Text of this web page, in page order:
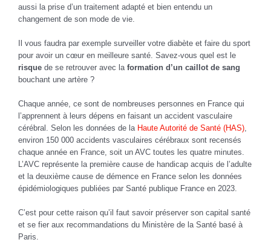
aussi la prise d’un traitement adapté et bien entendu un
changement de son mode de vie.
Il vous faudra par exemple surveiller votre diabète et faire du sport
pour avoir un cœur en meilleure santé. Savez-vous quel est le
risque de se retrouver avec la formation d’un caillot de sang
bouchant une artère ?
Chaque année, ce sont de nombreuses personnes en France qui
l’apprennent à leurs dépens en faisant un accident vasculaire
cérébral. Selon les données de la Haute Autorité de Santé (HAS)
environ 150 000 accidents vasculaires cérébraux sont recensés
chaque année en France, soit un AVC toutes les quatre minutes.
L’AVC représente la première cause de handicap acquis de l’adulte
et la deuxième cause de démence en France selon les données
épidémiologiques publiées par Santé publique France en 2023.
C’est pour cette raison qu’il faut savoir préserver son capital santé
et se fier aux recommandations du Ministère de la Santé basé à
Paris.